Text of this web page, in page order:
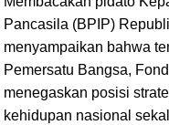
Pancasila (BPIP)
menyampaikan bahwa
Pemersatu Bangsa,
menegaskan posisi
kehidupan nasional